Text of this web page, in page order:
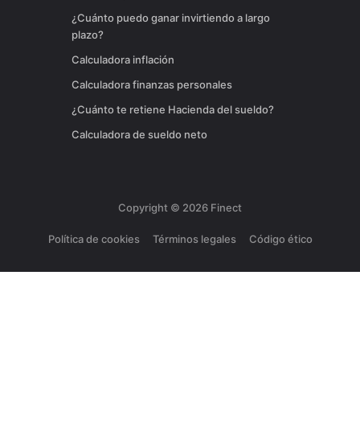
¿Cuánto puedo ganar invirtiendo a largo
plazo?
Calculadora inflación
Calculadora finanzas personales
¿Cuánto te retiene Hacienda del sueldo?
Calculadora de sueldo neto
Copyright © 2026 Finect
Política de cookies Términos legales Código ético